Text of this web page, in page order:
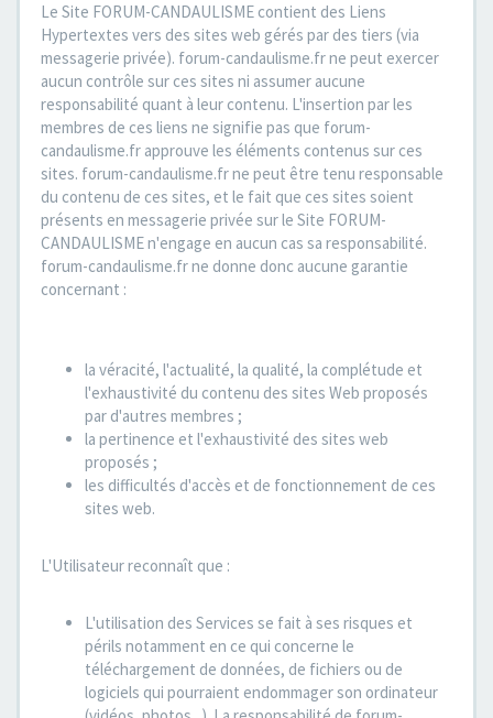
Le Site FORUM-CANDAULISME contient des Liens
Hypertextes vers des sites web gérés par des tiers (via
messagerie privée). forum-candaulisme.fr ne peut exercer
aucun contrôle sur ces sites ni assumer aucune
responsabilité quant à leur contenu. L'insertion par les
membres de ces liens ne signifie pas que forum-
candaulisme.fr approuve les éléments contenus sur ces
sites. forum-candaulisme.fr ne peut être tenu responsable
du contenu de ces sites, et le fait que ces sites soient
présents en messagerie privée sur le Site FORUM-
CANDAULISME n'engage en aucun cas sa responsabilité.
forum-candaulisme.fr ne donne donc aucune garantie
concernant :
la véracité, l'actualité, la qualité, la complétude et
l'exhaustivité du contenu des sites Web proposés
par d'autres membres ;
la pertinence et l'exhaustivité des sites web
proposés ;
les difficultés d'accès et de fonctionnement de ces
sites web.
L'Utilisateur reconnaît que :
L'utilisation des Services se fait à ses risques et
périls notamment en ce qui concerne le
téléchargement de données, de fichiers ou de
logiciels qui pourraient endommager son ordinateur